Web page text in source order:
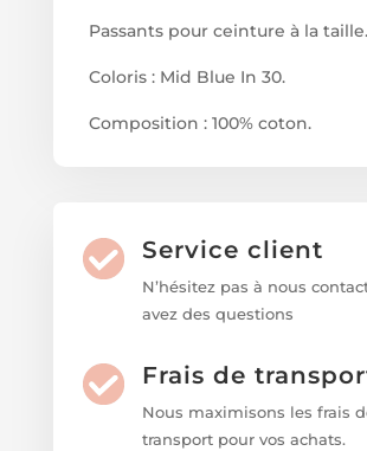
Passants pour ceinture à la taille.
Coloris : Mid Blue In 30.
Composition : 100% coton.
Service client
N’hésitez pas à nous
avez des questions
Frais de
Nous maximisons les frais
transport pour vos achats.